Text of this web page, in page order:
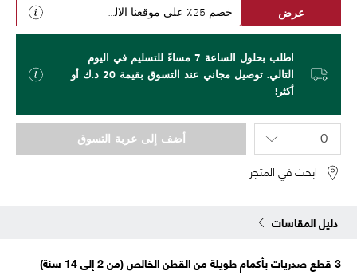
عرض خصم 25٪ على موقعنا الالكتروني
اطلب بحلول الساعة 7 مساءً للتسليم في اليوم
التالي. توصيل مجاني عند التسوق بقيمة 20 د.ك أو
أكثر!
أضف إلى عربة التسوق
ابحث في المتجر
دليل المقاسات
3 قطع صدريات بأكمام طويلة من القطن الخالص (من 2 إلى 14 سنة)